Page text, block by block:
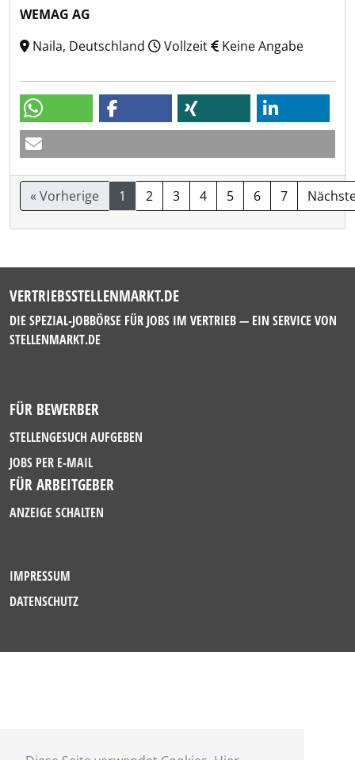
WEMAG AG
Naila, Deutschland
Vollzeit Keine Angabe
« Vorherige 1 2 3 4 5 6 7
VERTRIEBSSTELLENMARKT.DE
DIE SPEZIAL-JOBBÖRSE FÜR JOBS IM VERTRIEB — EIN SERVICE VON
STELLENMARKT.DE
FÜR BEWERBER
STELLENGESUCH AUFGEBEN
JOBS PER E-MAIL
FÜR ARBEITGEBER
ANZEIGE SCHALTEN
IMPRESSUM
DATENSCHUTZ